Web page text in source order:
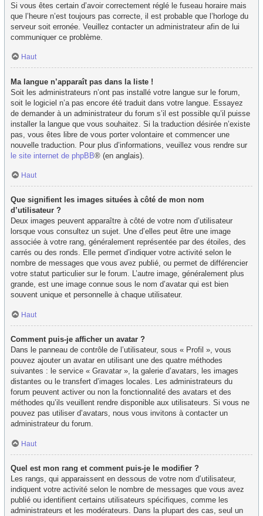
Si vous êtes certain d’avoir correctement réglé le fuseau horaire mais
que l’heure n’est toujours pas correcte, il est probable que l’horloge du
serveur soit erronée. Veuillez contacter un administrateur afin de lui
communiquer ce problème.
Haut
Ma langue n’apparaît pas dans la liste !
Soit les administrateurs n’ont pas installé votre langue sur le forum,
soit le logiciel n’a pas encore été traduit dans votre langue. Essayez
de demander à un administrateur du forum s’il est possible qu’il puisse
installer la langue que vous souhaitez. Si la traduction désirée n’existe
pas, vous êtes libre de vous porter volontaire et commencer une
nouvelle traduction. Pour plus d’informations, veuillez vous rendre sur
le site internet de phpBB® (en anglais).
Haut
Que signifient les images situées à côté de mon nom
d’utilisateur ?
Deux images peuvent apparaître à côté de votre nom d’utilisateur
lorsque vous consultez un sujet. Une d’elles peut être une image
associée à votre rang, généralement représentée par des étoiles, des
carrés ou des ronds. Elle permet d’indiquer votre activité selon le
nombre de messages que vous avez publié, ou permet de différencier
votre statut particulier sur le forum. L’autre image, généralement plus
grande, est une image connue sous le nom d’avatar qui est bien
souvent unique et personnelle à chaque utilisateur.
Haut
Comment puis-je afficher un avatar ?
Dans le panneau de contrôle de l’utilisateur, sous « Profil », vous
pouvez ajouter un avatar en utilisant une des quatre méthodes
suivantes : le service « Gravatar », la galerie d’avatars, les images
distantes ou le transfert d’images locales. Les administrateurs du
forum peuvent activer ou non la fonctionnalité des avatars et des
méthodes qu’ils veuillent rendre disponible aux utilisateurs. Si vous ne
pouvez pas utiliser d’avatars, nous vous invitons à contacter un
administrateur du forum.
Haut
Quel est mon rang et comment puis-je le modifier ?
Les rangs, qui apparaissent en dessous de votre nom d’utilisateur,
indiquent votre activité selon le nombre de messages que vous avez
publié ou identifient certains utilisateurs spécifiques, comme les
administrateurs et les modérateurs. Dans la plupart des cas, seul un